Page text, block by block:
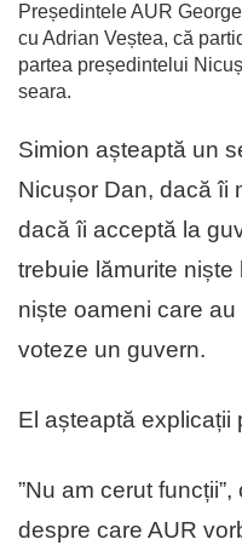
Președintele AUR
cu Adrian Veștea, că
partea președintelui
seara.
Simion așteaptă un
Nicușor Dan, dacă îi
dacă îi acceptă la
trebuie lămurite niște
niște oameni care au
voteze un guvern.
El așteaptă explicații
”Nu am cerut
despre care AUR